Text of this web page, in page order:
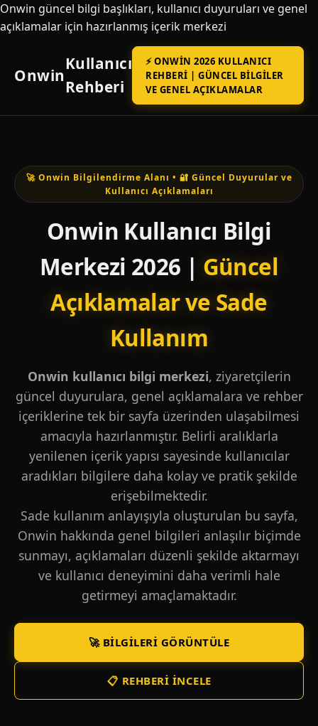
Onwin güncel bilgi başlıkları, kullanıcı duyuruları ve genel
açıklamalar için hazırlanmış içerik merkezi
Onwin
Kullanıcı
Rehberi
⚡ ONWIN 2026 KULLANICI
REHBERI | GÜNCEL BILGILER
VE GENEL AÇIKLAMALAR
🚀 Onwin Bilgilendirme Alanı • 🔐 Güncel Duyurular ve
Kullanıcı Açıklamaları
Onwin Kullanıcı Bilgi
Merkezi 2026 | Güncel
Açıklamalar ve Sade
Kullanım
Onwin kullanıcı bilgi merkezi, ziyaretçilerin
güncel duyurulara, genel açıklamalara ve rehber
içeriklerine tek bir sayfa üzerinden ulaşabilmesi
amacıyla hazırlanmıştır. Belirli aralıklarla
yenilenen içerik yapısı sayesinde kullanıcılar
aradıkları bilgilere daha kolay ve pratik şekilde
erişebilmektedir.
Sade kullanım anlayışıyla oluşturulan bu sayfa,
Onwin hakkında genel bilgileri anlaşılır biçimde
sunmayı, açıklamaları düzenli şekilde aktarmayı
ve kullanıcı deneyimini daha verimli hale
getirmeyi amaçlamaktadır.
🚀 BILGILERI GÖRÜNTÜLE
📋 REHBERI İNCELE